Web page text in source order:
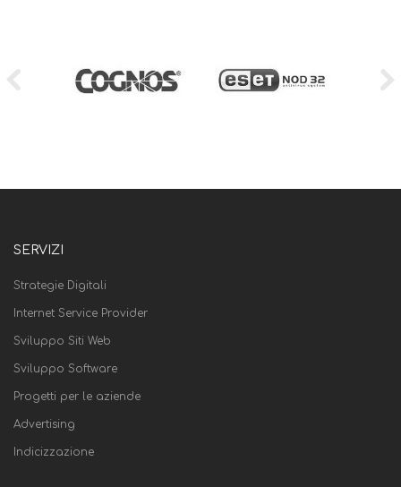
SERVIZI
Strategie Digitali
Internet Service Provider
Sviluppo Siti Web
Sviluppo Software
Progetti per le aziende
Advertising
Indicizzazione